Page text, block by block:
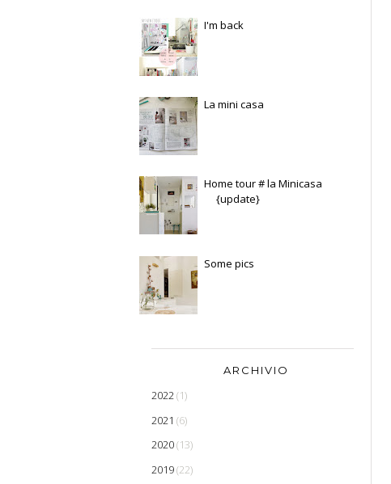
I'm back
La mini casa
Home tour # la Minicasa
{update}
Some pics
ARCHIVIO
2022(1)
2021 (6)
2020(13)
2019(22)